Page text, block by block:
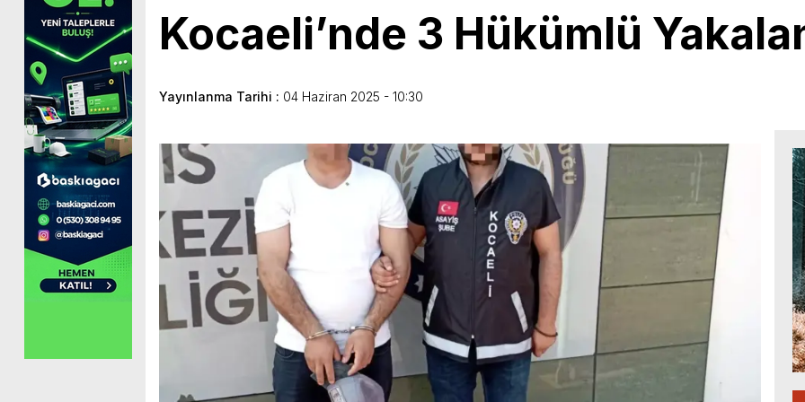
Kocaeli’nde 3 Hükümlü
Yayınlanma Tarihi : 04 Haziran 2025 - 10:30